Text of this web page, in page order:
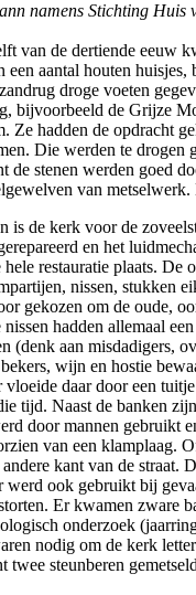
namens Stichting Huis
van de dertiende eeuw
een aantal houten
droge voeten
bijvoorbeeld de Grijze
Ze hadden de opdracht
Die werden te drogen
de stenen werden goed
van
is de kerk voor de
en het
hele restauratie plaats.
nissen, stukken
gekozen om de oude,
hadden allemaal
(denk aan misdadigers,
wijn en hostie
daar door een
tijd. Naast de banken
door mannen gebruikt
van een klamplaag.
kant van de
ook gebruikt bij
Er kwamen zware
onderzoek
nodig om de kerk
steunberen